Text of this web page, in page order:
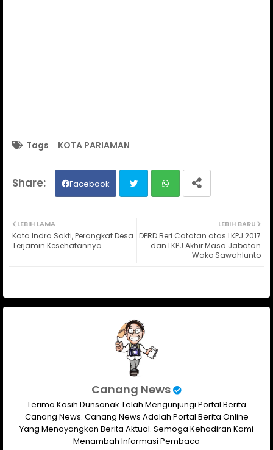
Tags KOTA PARIAMAN
Facebook
ter ats
LEBIH BARU
DPRD Beri Catatan atas LKPJ 2017
dan LKPJ Akhir Masa Jabatan
Wako Sawahlunto
LEBIH LAMA
Kata Indra Sakti, Perangkat Desa
Terjamin Kesehatannya
Canang News
Terima Kasih Dunsanak Telah Mengunjungi Portal Berita
Canang News. Canang News Adalah Portal Berita Online
Yang Menayangkan Berita Aktual. Semoga Kehadiran Kami
Menambah Informasi Pembaca